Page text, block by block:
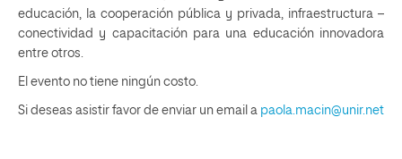
educación, la cooperación pública y privada, infraestructura –
conectividad y capacitación para una educación innovadora
entre otros.
El evento no tiene ningún costo.
Si deseas asistir favor de enviar un email a paola.macin@unir.net